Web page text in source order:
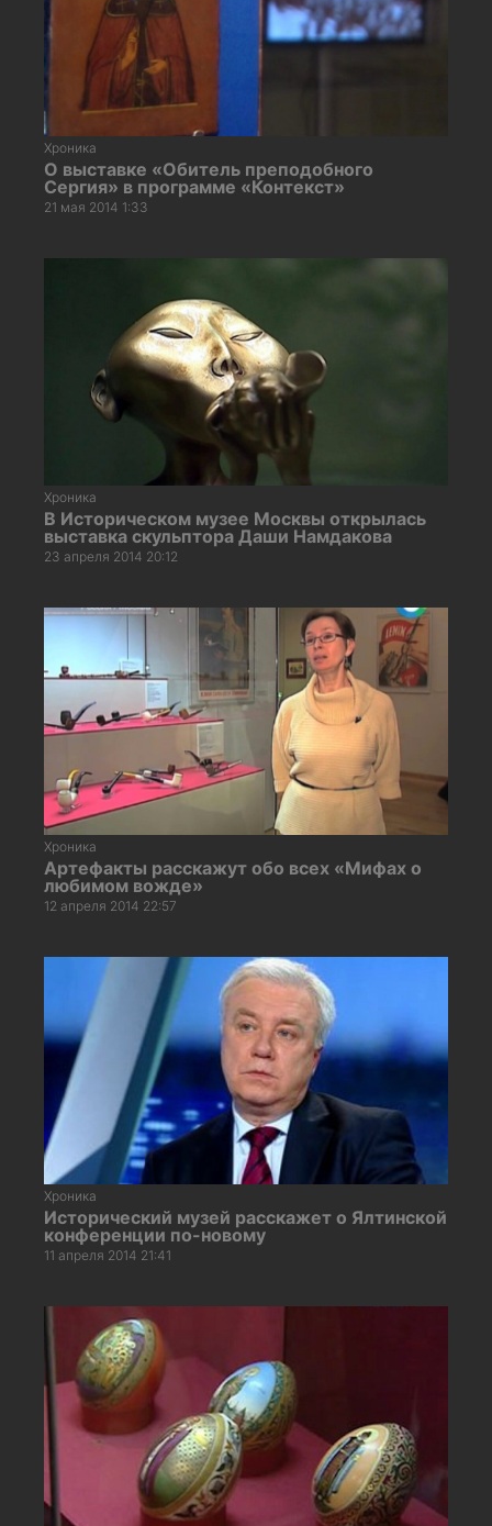
Хроника
О выставке «Обитель преподобного
Сергия» в программе «Контекст»
21 мая 2014 1:33
Хроника
В Историческом музее Москвы открылась
выставка скульптора Даши Намдакова
23 апреля 2014 20:12
Хроника
Артефакты расскажут обо всех «Мифах о
любимом вожде»
12 апреля 2014 22:57
Хроника
Исторический музей расскажет о Ялтинской
конференции по-новому
11 апреля 2014 21:41